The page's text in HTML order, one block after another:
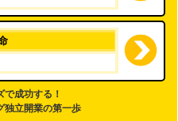
で成功する！
独立開業の第一歩